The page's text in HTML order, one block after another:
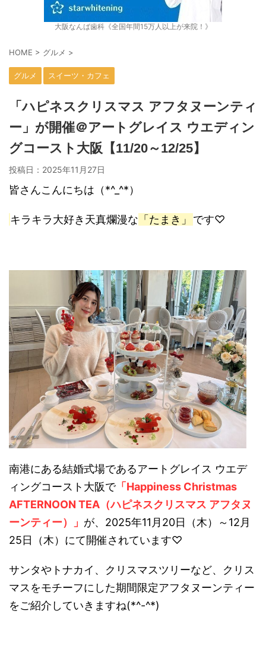
大阪なんば歯科《全国年間15万人以上が来院！》
HOME > グルメ >
グルメ スイーツ・カフェ
「ハピネスクリスマス アフタヌーンティ
ー」が開催＠アートグレイス ウエディン
グコースト大阪【11/20～12/25】
投稿日： 2025年11月27日
皆さんこんにちは（*^_^*）
キラキラ大好き天真爛漫な 「たまき」 です♡
南港にある結婚式場であるアートグレイス ウエデ
ィングコースト大阪で「Happiness Christmas
AFTERNOON TEA（ハピネスクリスマス アフタヌ
ーンティー）」 が、2025年11月20日（木）～12月
25日（木）にて開催されています♡
サンタやトナカイ、クリスマスツリーなど、クリス
マスをモチーフにした期間限定アフタヌーンティー
をご紹介していきますね(*^-^*)